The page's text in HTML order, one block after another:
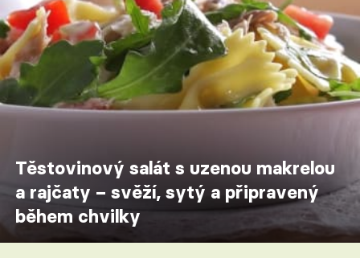
Těstovinový salát s uzenou makrelou
a rajčaty – svěží, sytý a připravený
během chvilky